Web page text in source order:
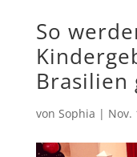
So
Brasilien
von Sophia | Nov.